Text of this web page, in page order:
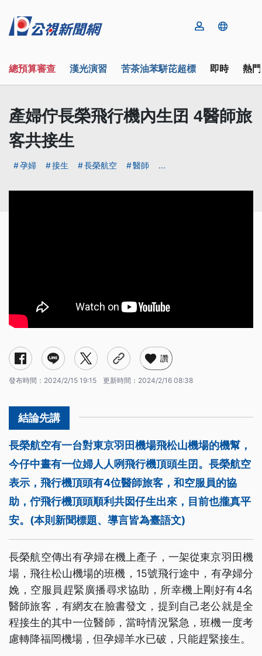
總預算審查 漢光演習 苦茶油苯駢芘超標 即時 熱
產婦佇長榮飛行機內生囝 4醫師旅
客共接生
孕婦 接生 長榮航空 醫師 ...
讚
發布時間： 2024/2/15 19:15 更新時間： 2024/2/16 08:38
長榮航空有一台對東京羽田機場飛松山機場的機幫，
今仔中晝有一位婦人人咧飛行機頂頭生囝。長榮航空
表示，飛行機頂頭有4位醫師旅客，和空服員的協
助，佇飛行機頂頭順利共囡仔生出來，目前也攏真平
安。(本則新聞標題、導言皆為臺語文)
長榮航空傳出有孕婦在機上產子，一架從東京羽田機
場，飛往松山機場的班機，15號飛行途中，有孕婦分
娩，空服員趕緊廣播尋求協助，所幸機上剛好有4名
醫師旅客，有網友在臉書發文，提到自己老公就是全
程接生的其中一位醫師，當時情況緊急，班機一度考
慮轉降福岡機場，但孕婦羊水已破，只能趕緊接生。